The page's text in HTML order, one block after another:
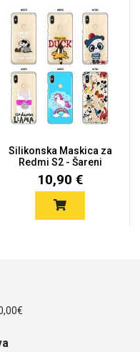
Silikonska Maskica za
Redmi S2 - Šareni
motiv...
10,90 €